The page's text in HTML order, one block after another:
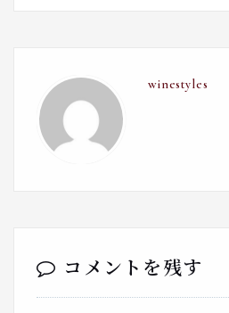
winestyles
コメントを残す